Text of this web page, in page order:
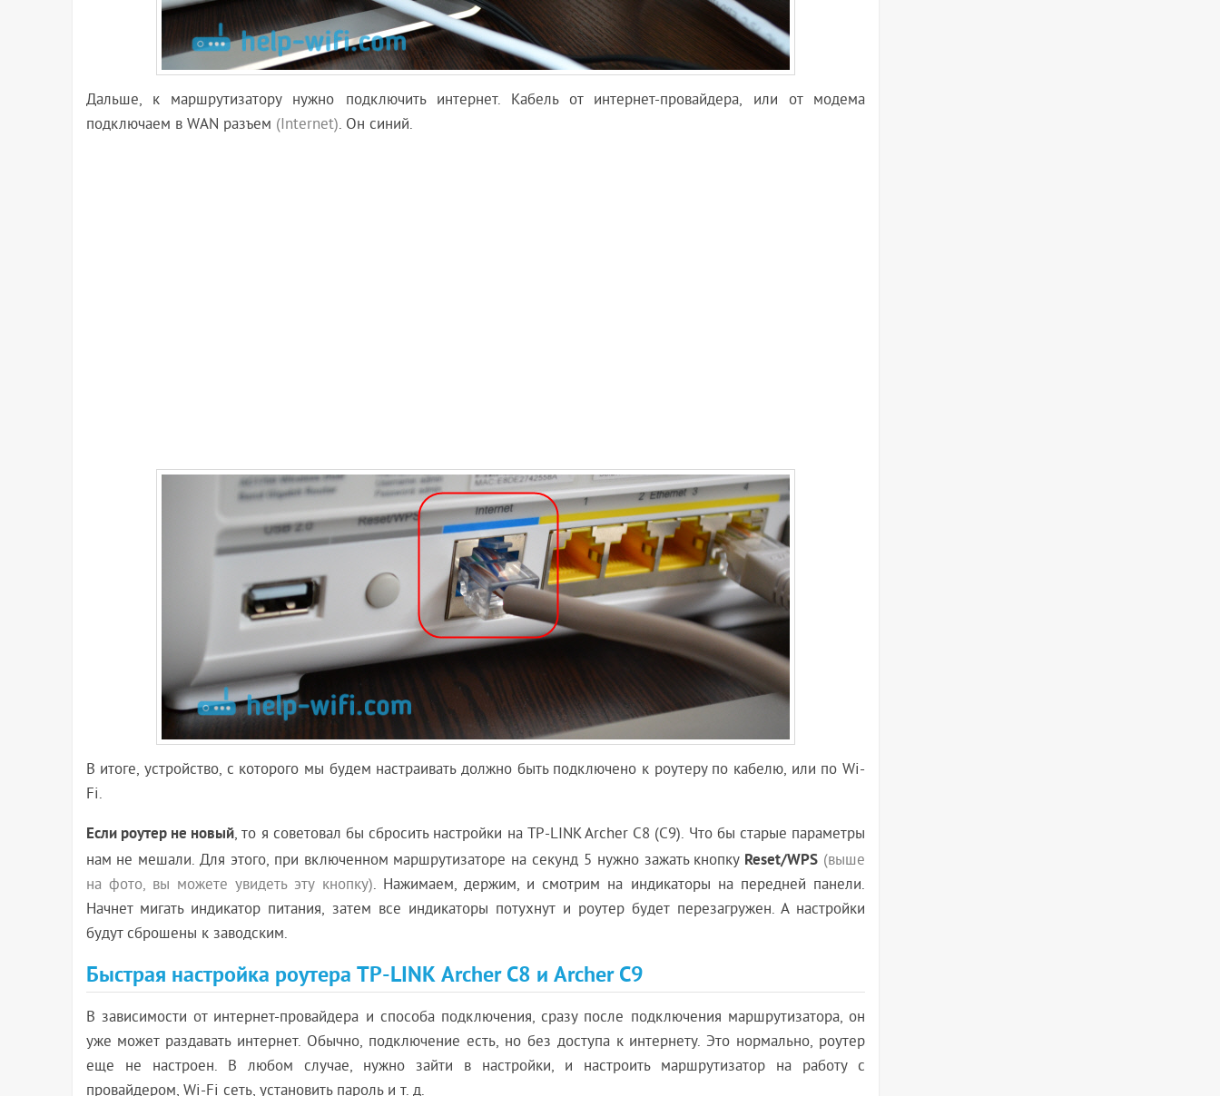
Дальше, к маршрутизатору нужно подключить интернет. Кабель от интернет-провайдера, или от модема
подключаем в WAN разъем (Internet). Он синий.
В итоге, устройство, с которого мы будем настраивать должно быть подключено к роутеру по кабелю, или по Wi-
Fi.
Если роутер не новый, то я советовал бы сбросить настройки на TP-LINK Archer C8 (C9). Что бы старые параметры
нам не мешали. Для этого, при включенном маршрутизаторе на секунд 5 нужно зажать кнопку Reset/WPS (выше
на фото, вы можете увидеть эту кнопку). Нажимаем, держим, и смотрим на индикаторы на передней панели.
Начнет мигать индикатор питания, затем все индикаторы потухнут и роутер будет перезагружен. А настройки
будут сброшены к заводским.
Быстрая настройка роутера TP-LINK Archer C8 и Archer C9
В зависимости от интернет-провайдера и способа подключения, сразу после подключения маршрутизатора, он
уже может раздавать интернет. Обычно, подключение есть, но без доступа к интернету. Это нормально, роутер
еще не настроен. В любом случае, нужно зайти в настройки, и настроить маршрутизатор на работу с
провайдером, Wi-Fi сеть, установить пароль и т. д.